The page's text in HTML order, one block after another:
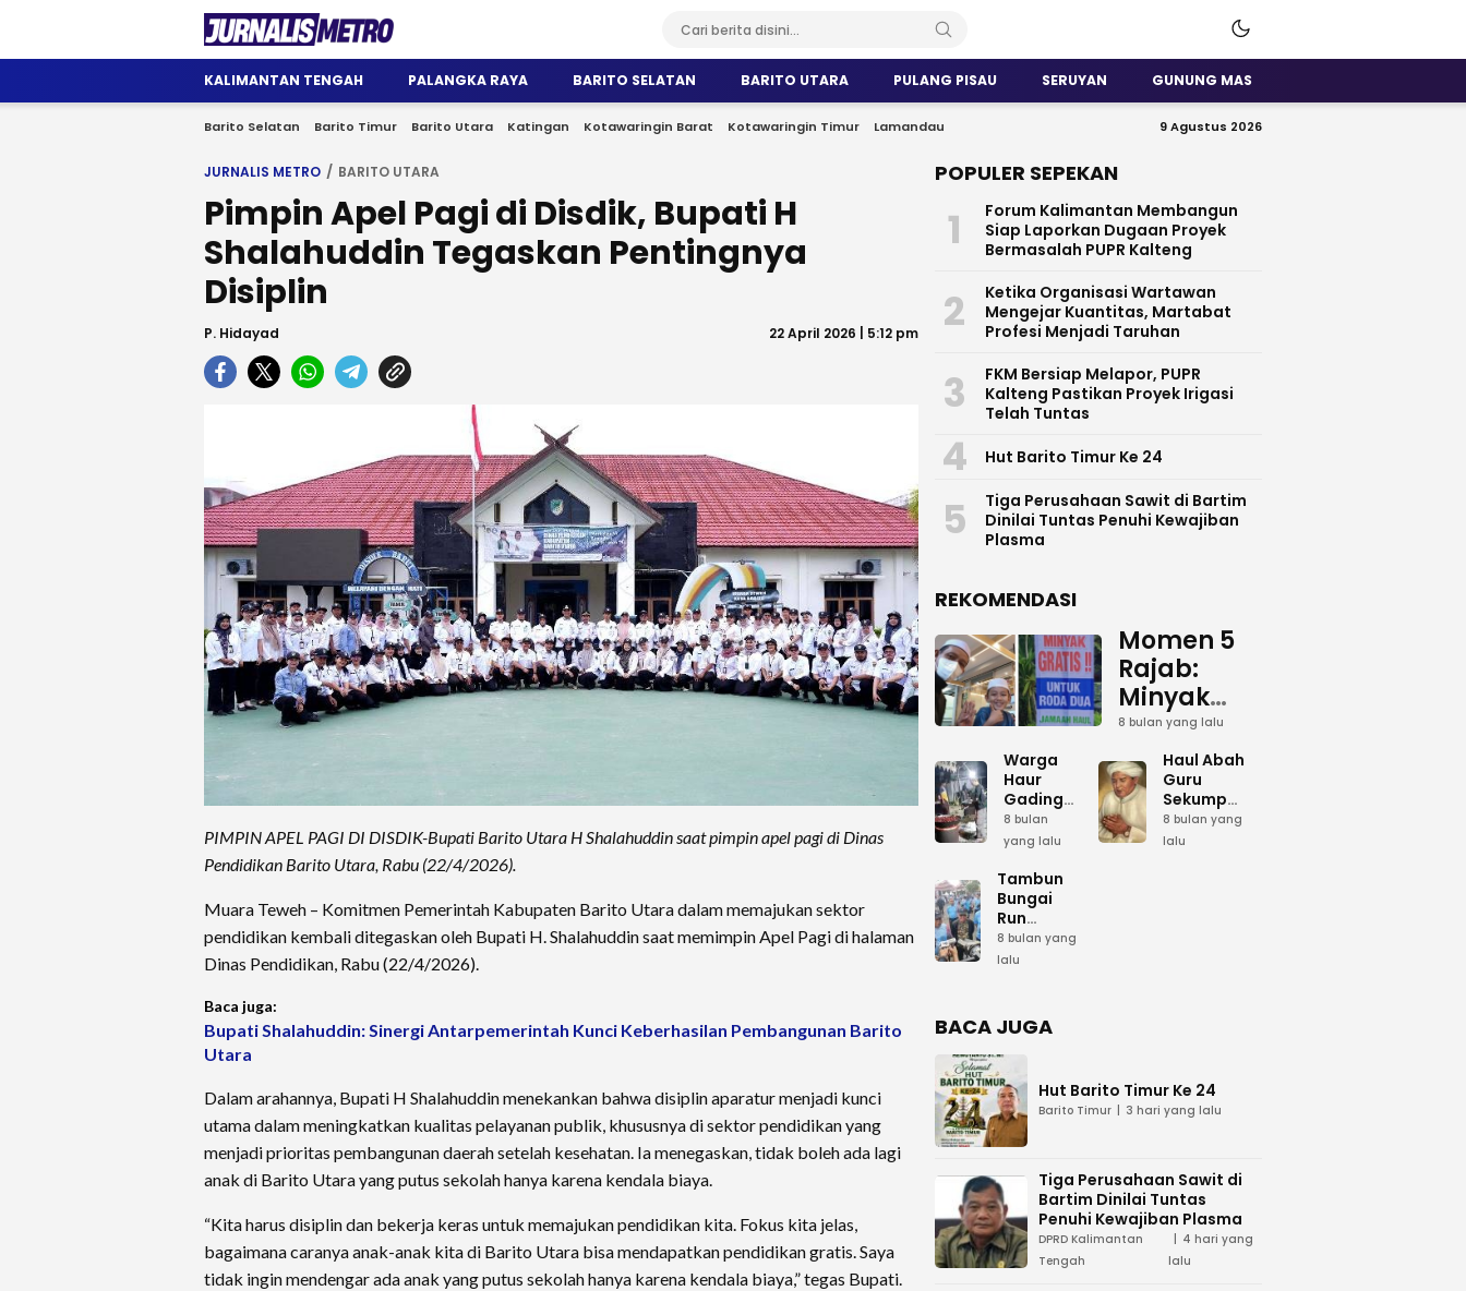
Jurnalis Metro
Satu Wadah Informasi
KALIMANTAN TENGAH PALANGKA RAYA BARITO SELATAN BARITO UTARA PULANG PISAU SERUYAN GUNUNG MAS
Barito Selatan Barito Timur Barito Utara Katingan Kotawaringin Barat Kotawaringin Timur Lamandau 9 Agustus 2026
JURNALIS METRO BARITO UTARA
Pimpin Apel Pagi di Disdik, Bupati H
Shalahuddin Tegaskan Pentingnya
Disiplin
P. Hidayad 22 April 2026 | 5:12 pm
PIMPIN APEL PAGI DI DISDIK-Bupati Barito Utara H Shalahuddin saat pimpin apel pagi di Dinas
Pendidikan Barito Utara, Rabu (22/4/2026).
Muara Teweh – Komitmen Pemerintah Kabupaten Barito Utara dalam memajukan sektor
pendidikan kembali ditegaskan oleh Bupati H. Shalahuddin saat memimpin Apel Pagi di halaman
Dinas Pendidikan, Rabu (22/4/2026).
Baca juga:
Bupati Shalahuddin: Sinergi Antarpemerintah Kunci Keberhasilan Pembangunan Barito
Utara
Dalam arahannya, Bupati H Shalahuddin menekankan bahwa disiplin aparatur menjadi kunci
utama dalam meningkatkan kualitas pelayanan publik, khususnya di sektor pendidikan yang
menjadi prioritas pembangunan daerah setelah kesehatan. Ia menegaskan, tidak boleh ada lagi
anak di Barito Utara yang putus sekolah hanya karena kendala biaya.
“Kita harus disiplin dan bekerja keras untuk memajukan pendidikan kita. Fokus kita jelas,
bagaimana caranya anak-anak kita di Barito Utara bisa mendapatkan pendidikan gratis. Saya
tidak ingin mendengar ada anak yang putus sekolah hanya karena kendala biaya,” tegas Bupati.
POPULER SEPEKAN
1
Forum Kalimantan Membangun
Siap Laporkan Dugaan Proyek
Bermasalah PUPR Kalteng
2
Ketika Organisasi Wartawan
Mengejar Kuantitas, Martabat
Profesi Menjadi Taruhan
3
FKM Bersiap Melapor, PUPR
Kalteng Pastikan Proyek Irigasi
Telah Tuntas
4 Hut Barito Timur Ke 24
5
Tiga Perusahaan Sawit di Bartim
Dinilai Tuntas Penuhi Kewajiban
Plasma
REKOMENDASI
Momen 5
Rajab:
Minyak
Gratis
dan Cinta
yang
Terus
Mengalir
8 bulan yang lalu
Warga
Haur
Gading
Siapkan
Bumbu
Umum
Sambut 5
Rajab di
Sekumpul
8 bulan
yang lalu
Haul Abah
Guru
Sekumpul:
Ketika
Lautan
8 bulan yang
lalu
Tambun
Bungai
Run
Meriahkan
Hari Bela
Juang TNI
AD di
Palangka
Raya
8 bulan yang
lalu
BACA JUGA
Hut Barito Timur Ke 24
Barito Timur 3 hari yang lalu
Tiga Perusahaan Sawit di
Bartim Dinilai Tuntas
Penuhi Kewajiban Plasma
DPRD Kalimantan
Tengah
4 hari yang
lalu